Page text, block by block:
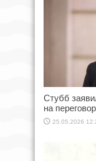
Стубб
на
25.05.2026